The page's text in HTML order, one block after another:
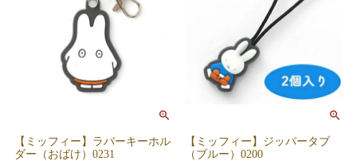
【ミッフィー】ラバーキーホル
ダー（おばけ）0231
【ミッフィー】ジッパータブ
（ブルー）0200